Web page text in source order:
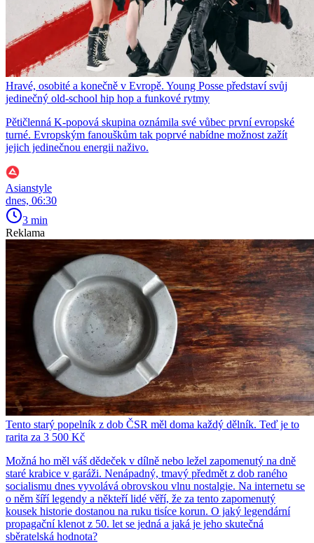
Hravé, osobité a konečně v Evropě. Young Posse představí svůj
jedinečný old-school hip hop a funkové rytmy
Pětičlenná K-popová skupina oznámila své vůbec první evropské
turné. Evropským fanouškům tak poprvé nabídne možnost zažít
jejich jedinečnou energii naživo.
Asianstyle
dnes, 06:30
3 min
Reklama
Tento starý popelník z dob ČSR měl doma každý dělník. Teď je to
rarita za 3 500 Kč
Možná ho měl váš dědeček v dílně nebo ležel zapomenutý na dně
staré krabice v garáži. Nenápadný, tmavý předmět z dob raného
socialismu dnes vyvolává obrovskou vlnu nostalgie. Na internetu se
o něm šíří legendy a někteří lidé věří, že za tento zapomenutý
kousek historie dostanou na ruku tisíce korun. O jaký legendární
propagační klenot z 50. let se jedná a jaká je jeho skutečná
sběratelská hodnota?